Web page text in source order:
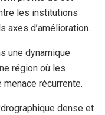
les institutions
axes d’amélioration.
une dynamique
région où les
récurrente.
dense et